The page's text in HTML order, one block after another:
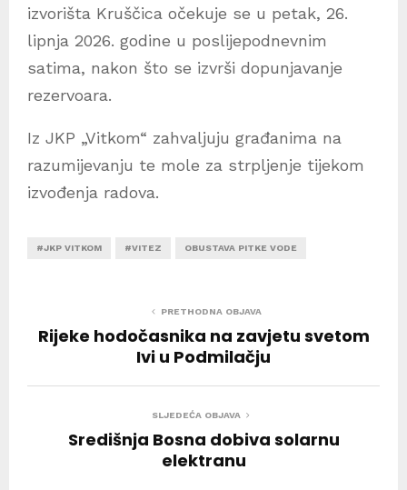
izvorišta Kruščica očekuje se u petak, 26.
lipnja 2026. godine u poslijepodnevnim
satima, nakon što se izvrši dopunjavanje
rezervoara.
Iz JKP „Vitkom“ zahvaljuju građanima na
razumijevanju te mole za strpljenje tijekom
izvođenja radova.
#JKP VITKOM #VITEZ OBUSTAVA PITKE VODE
PRETHODNA OBJAVA
Rijeke hodočasnika na zavjetu svetom
Ivi u Podmilačju
SLJEDEĆA OBJAVA
Središnja Bosna dobiva solarnu
elektranu